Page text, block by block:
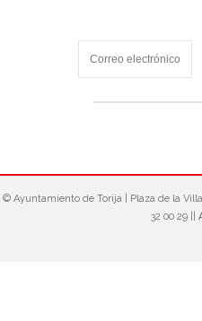
© Ayuntamiento de Torija‎ | Plaza de la
32 00 29 ||